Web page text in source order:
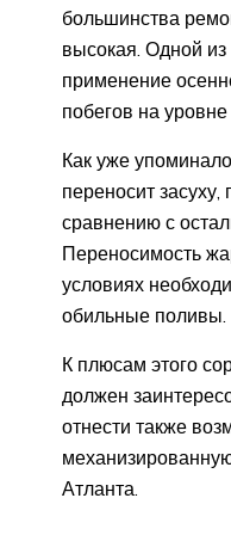
большинства
высокая. Одной из
применение
побегов на уровне
Как уже
переносит
сравнению с
Переносимость
условиях
обильные поливы.
К плюсам этого
должен
отнести также
Атланта.